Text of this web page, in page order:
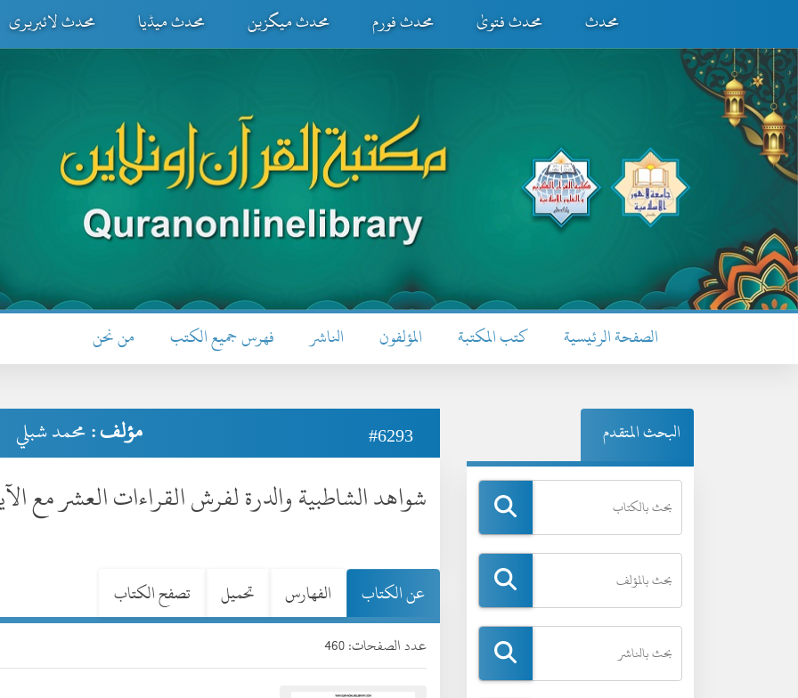
محدث محدث فتویٰ محدث فورم محدث میگزین محدث میڈیا محدث لائبریری
الصفحة الرئيسية كتب المكتبة المؤلفون الناشر فهرس جميع الكتب من نحن
#6293 مؤلف :محمد شبلي
شواهد الشاطبية والدرة لفرش القراءات العشر مع
عن الكتاب الفهارس تحميل تصفح الكتاب
عدد الصفحات: 460
البحث المتقدم